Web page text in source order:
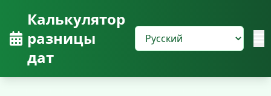
Калькулятор
разницы
дат